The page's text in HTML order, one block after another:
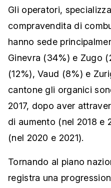
Gli operatori,
compravendita di
hanno sede
Ginevra (34%) e Zugo
(12%), Vaud (8%) e
cantone gli organici
2017, dopo aver
di aumento (nel 2018 e
(nel 2020 e 2021).
Tornando al piano
registra una